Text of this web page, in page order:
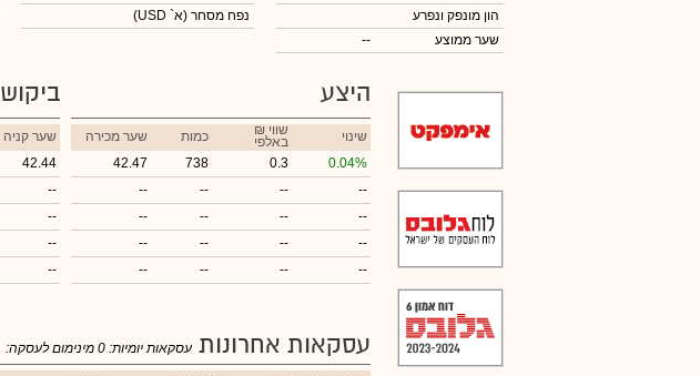
הון מונפק ונפרע
שער ממוצע
--
נפח מסחר (א` USD)
היצע
שינוי ₪ שווי
באלפי כמות
שער מכירה
0.04%
0.3
738
42.47
--
--
--
--
--
--
--
--
--
--
--
--
--
--
--
--
ביקוש
שער קניה
42.44
--
--
--
--
עסקאות אחרונות עסקאות יומיות: 0 מינימום לעסקה: